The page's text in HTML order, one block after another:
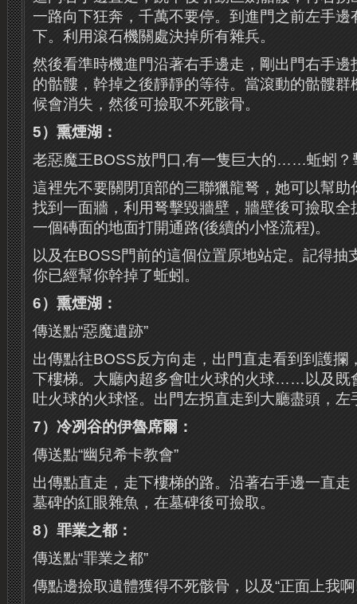
一路向下狂奔，千萬不要停。到進門之前左手邊
下。利用滾石機關處決掉所有雜兵。
然後看準時機進門沿著右手邊走，剛出門右手邊
的骷髏，幹掉之後靜靜的等待。當滾動的骷髏
候會消失，然後可撿取不死骸骨。
5）熏煙湖：
老惡魔王BOSS放門口,有一隻巨大的……蚯蚓？
這裡先不要關閉頂部的三聯獵龍弩，她可以幫助
找到一面牆，利用弩擊毀牆壁，牆壁後可撿取全
一個磚面的地面打開通路(後續的小怪流程)。
以及在BOSS門前的這個位置原地站定。記得抽
你已經幫你幹掉了蚯蚓。
6）熏煙湖：
傳送點“惡魔遺跡”
出傳點往BOSS反方向走，出門直走看到到護攔
下樓梯。大廳內超多會吐火球的火球……以及既
吐火球的火球怪。出門左拐直走到大廳盡頭，左
7）冷冽谷的伊魯席爾：
傳送點“幽兒希卡教會”
出傳點直走，走下樓梯的路。沿著右手邊一直
墓碑的紅眼雜魚，在墓碑後可撿取。
8）罪業之都：
傳送點“罪業之都”
傳點邊撿取遺體獲得不死骸骨，以及“正面上我